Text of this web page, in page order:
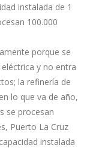
instalada de 1
100.000
porque se
y no entra
la refinería de
lo que va de año,
se procesan
Puerto La Cruz
instalada